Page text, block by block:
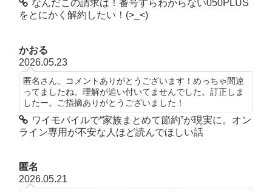
なんだこの請求は！番号すらわからない050PLUS
をとにかく解約したい！(>_<)
かおる
2026.05.23
匿名さん、コメントありがとうございます！めっちゃ間違
ってましたね。理解が追い付いてませんでした。訂正しま
したー。ご指摘ありがとうございました！
ワイモバイルで“家族まとめて節約”が現実に。オン
ライン専用が不安な人ほど読んでほしい話
匿名
2026.05.21